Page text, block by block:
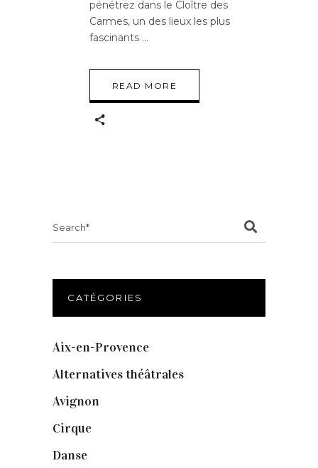
pénétrez dans le Cloître des
Carmes, un des lieux les plus
fascinants
READ MORE
CATÉGORIES
Aix-en-Provence
Alternatives théâtrales
Avignon
Cirque
Danse